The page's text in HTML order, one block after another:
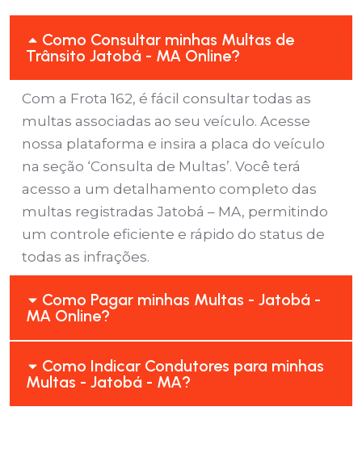
Como Consultar minhas Multas de
Trânsito Jatobá - MA Online?
Com a Frota 162, é fácil consultar todas as
multas associadas ao seu veículo. Acesse
nossa plataforma e insira a placa do veículo
na seção ‘Consulta de Multas’. Você terá
acesso a um detalhamento completo das
multas registradas Jatobá – MA, permitindo
um controle eficiente e rápido do status de
todas as infrações.
Como Pagar minhas Multas - Jatobá -
MA Online?
Como Indicar Condutores para minhas
Multas - Jatobá - MA?